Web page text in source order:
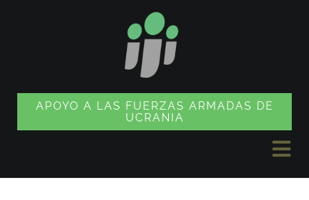
APOYO A LAS FUERZAS ARMADAS DE
UCRANIA